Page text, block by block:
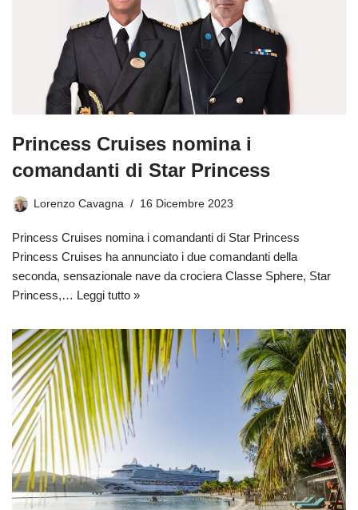
Princess Cruises nomina i
comandanti di Star Princess
Lorenzo Cavagna 16 Dicembre 2023
Princess Cruises nomina i comandanti di Star Princess
Princess Cruises ha annunciato i due comandanti della
seconda, sensazionale nave da crociera Classe Sphere, Star
Princess,… Leggi tutto »